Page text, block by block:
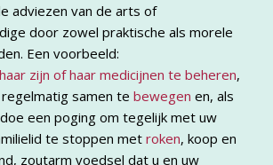
adviezen van de arts of
door zowel praktische als morele
Een voorbeeld:
zijn of haar medicijnen te beheren,
samen te bewegen en, als
een poging om tegelijk met uw
te stoppen met roken, koop en
zoutarm voedsel dat u en uw